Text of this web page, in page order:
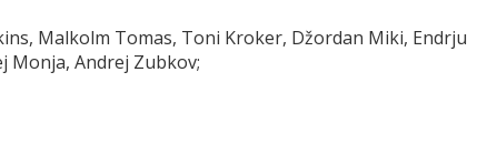
Malkolm Tomas, Toni Kroker, Džordan Miki, Endrju
Monja, Andrej Zubkov;